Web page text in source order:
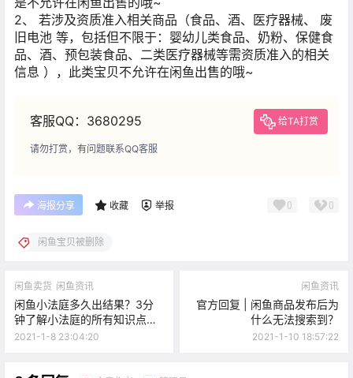
2、 若涉及资质准入相关商品（食品、酒、医疗器械、 废
旧电池 等，包括但不限于：婴幼儿类食品、奶粉、保健食
品、酒、预包装食品、二类医疗器械等需资质准入的相关
信息 ），此类宝贝不允许在闲鱼出售的哦~
客服QQ：3680295 给TA打赏
请勿打赏，有问题联系QQ客服
海报分享 收藏 举报 0 0
闲鱼宝贝被删除
闲鱼卖货 闲鱼资讯
闲鱼小法庭多久出结果？3分
钟了解小法庭的所有知识点！
「2」
2021-1-8 23:04:20
闲鱼资讯
官方回复 | 闲鱼商品发布后为
什么无法搜索到？
2021-1-10 18:57:22